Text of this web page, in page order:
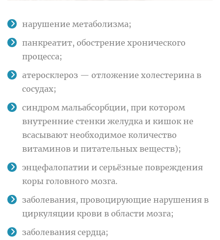
нарушение метаболизма;
панкреатит, обострение хронического
процесса;
атеросклероз — отложение холестерина в
сосудах;
синдром мальабсорбции, при котором
внутренние стенки желудка и кишок не
всасывают необходимое количество
витаминов и питательных веществ);
энцефалопатии и серьёзные повреждения
коры головного мозга.
заболевания, провоцирующие нарушения в
циркуляции крови в области мозга;
заболевания сердца;